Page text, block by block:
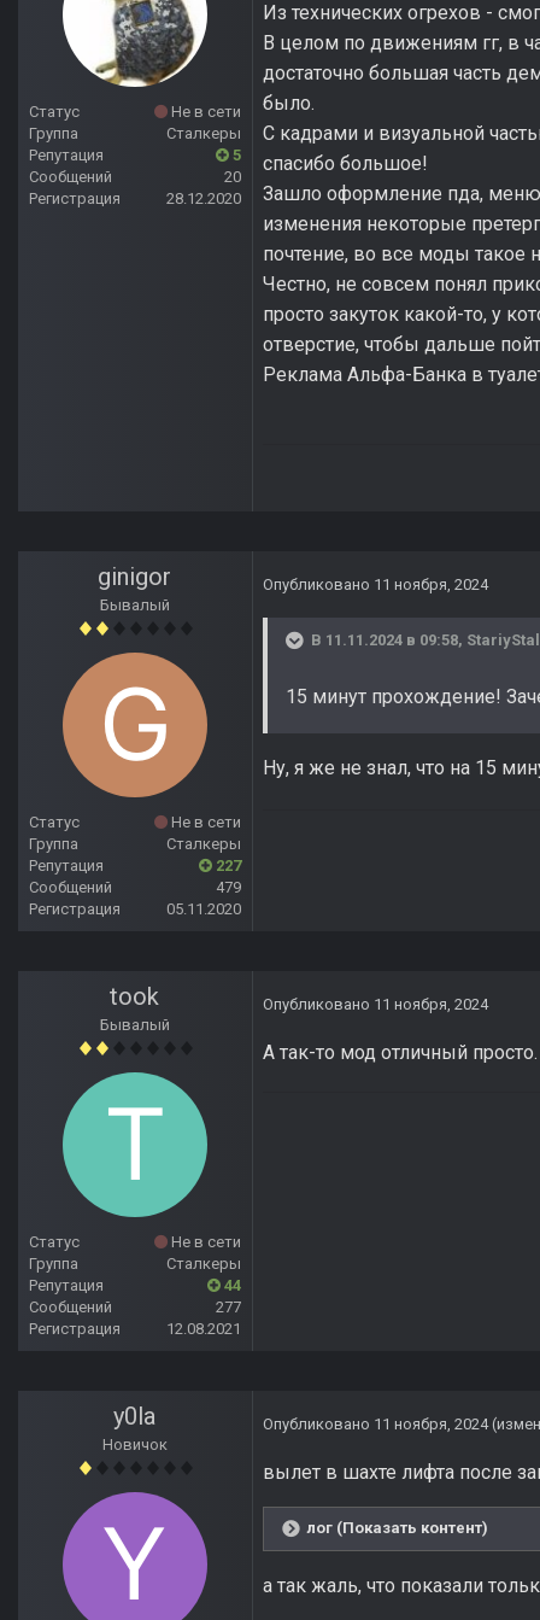
Статус
Не в сети
Группа
Сталкеры
Репутация
5
Сообщений
20
Регистрация
28.12.2020
Из технических огрехов -
В целом по движениям гг, в
достаточно большая часть
было.
С кадрами и визуальной
спасибо большое!
Зашло оформление пда,
изменения некоторые
почтение, во все моды такое
Честно, не совсем понял
просто закуток какой-то, у
отверстие, чтобы дальше
Реклама Альфа-Банка в
ginigor
Бывалый
Статус
Не в сети
Группа
Сталкеры
Репутация
227
Сообщений
479
Регистрация
05.11.2020
Опубликовано 11 ноября, 2024
В 11.11.2024 в 09:58,
15 минут прохождение!
Ну, я же не знал, что на 15
took
Бывалый
Статус
Не в сети
Группа
Сталкеры
Репутация
44
Сообщений
277
Регистрация
12.08.2021
Опубликовано 11 ноября, 2024
А так-то мод отличный
y0la
Новичок
Опубликовано 11 ноября, 2024
вылет в шахте лифта после
лог (Показать контент)
а так жаль, что показали